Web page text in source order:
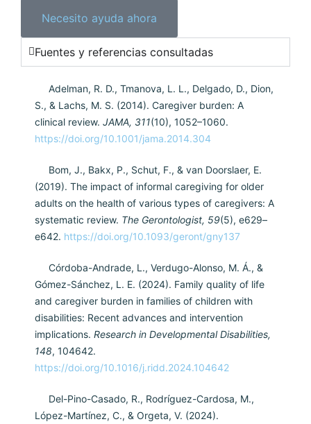
Necesito ayuda ahora
Fuentes y referencias consultadas
Adelman, R. D., Tmanova, L. L., Delgado, D., Dion,
S., & Lachs, M. S. (2014). Caregiver burden: A
clinical review. JAMA, 311(10), 1052–1060.
https://doi.org/10.1001/jama.2014.304
Bom, J., Bakx, P., Schut, F., & van Doorslaer, E.
(2019). The impact of informal caregiving for older
adults on the health of various types of caregivers: A
systematic review. The Gerontologist, 59(5), e629–
e642. https://doi.org/10.1093/geront/gny137
Córdoba-Andrade, L., Verdugo-Alonso, M. Á., &
Gómez-Sánchez, L. E. (2024). Family quality of life
and caregiver burden in families of children with
disabilities: Recent advances and intervention
implications. Research in Developmental Disabilities,
148, 104642.
https://doi.org/10.1016/j.ridd.2024.104642
Del-Pino-Casado, R., Rodríguez-Cardosa, M.,
López-Martínez, C., & Orgeta, V. (2024).